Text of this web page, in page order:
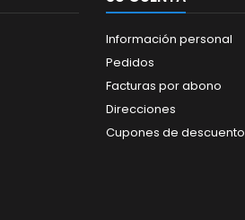
Información personal
Pedidos
Facturas por abono
Direcciones
Cupones de descuento